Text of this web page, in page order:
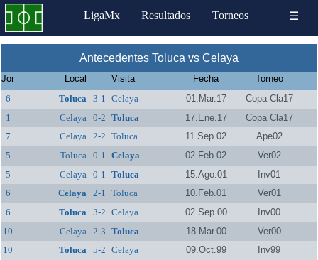
LigaMx Resultados Torneos ☰
Antecedentes Toluca vs Celaya
Jor Local Visita Fecha
Torneo
6
Toluca 3-1 Celaya 01.Mar.17
Copa Cla17
1
Celaya 0-2 Toluca 17.Ene.17
Copa Cla17
7
Celaya 2-2 Toluca 11.Sep.02
Ape02
5
Toluca 0-1 Celaya 02.Feb.02
Ver02
5
Celaya 0-1 Toluca 15.Ago.01
Inv01
6
Celaya 2-1 Toluca 10.Feb.01
Ver01
6
Toluca 3-2 Celaya 02.Sep.00
Inv00
10
Celaya 2-3 Toluca 18.Mar.00
Ver00
10
Toluca 5-2 Celaya 09.Oct.99
Inv99